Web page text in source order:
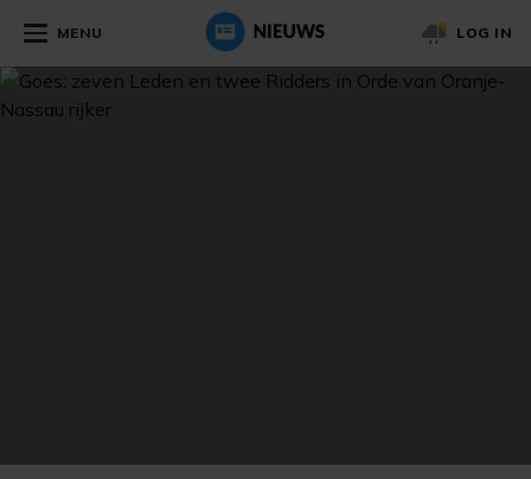
MENU LOG IN